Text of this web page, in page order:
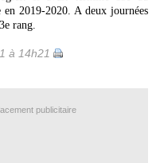
2019-2020. A deux journées
rang.
à 14h21
publicitaire